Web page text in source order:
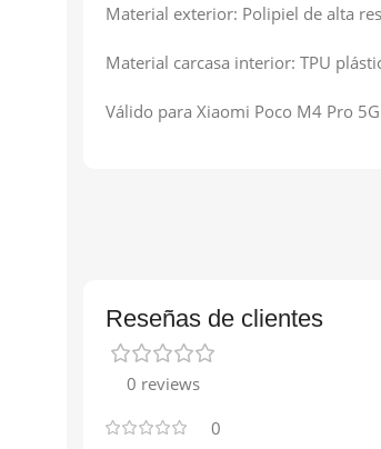
Material exterior: Polipiel de alta
Material carcasa interior: TPU
Válido para Xiaomi Poco M4 Pro
Reseñas de clientes
0 reviews
0